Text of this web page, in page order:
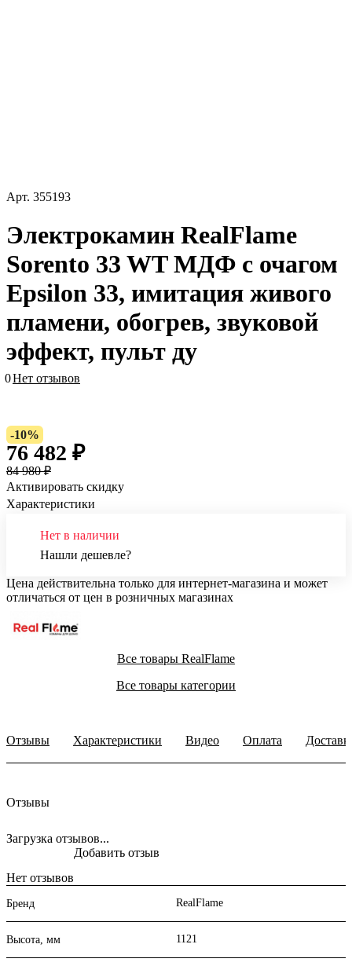
Арт. 355193
Электрокамин RealFlame
Sorento 33 WT МДФ с очагом
Epsilon 33, имитация живого
пламени, обогрев, звуковой
эффект, пульт ду
0Нет отзывов
-10%
76 482 ₽
84 980 ₽
Активировать скидку
Характеристики
Нет в наличии
Нашли дешевле?
Цена действительна только для интернет-магазина и может
отличаться от цен в розничных магазинах
Все товары RealFlame
Все товары категории
Отзывы Характеристики Видео Оплата
Отзывы
Загрузка отзывов...
Нет отзывов
Добавить отзыв
Бренд RealFlame
Высота, мм 1121